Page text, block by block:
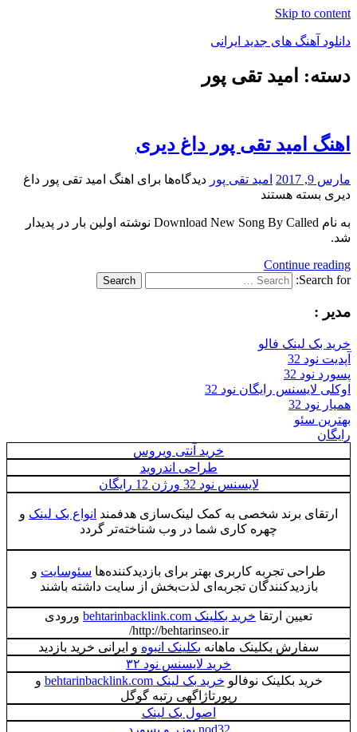
Skip to content
دانلود آهنگ های جدید ایرانی
دانلود
دسته: امید تقی پور
اهنگ امید تقی پور داغ دیری
مارس 9, 2017 امید تقی پور دیدگاه‌ها برای اهنگ امید تقی پور داغ
دیری بسته هستند
به نام Download New Song By Called نوشته اولین بار در پدیدار
شد.
Continue reading
Search for:
Search
مدیر :
خرید بک لینک فالو
آپدیت نود 32
پسورد نود 32
اوکلی لایسنس رایگان نود 32
همیار نود 32
بهترین سئو
رایگان
خرید آنتی ویروس
طراحی اندروید
لایسنس نود 32 ورژن 12 رایگان
ارتقای برند شخصی به کمک لینک‌سازی هدفمند انواع بک لینک و
چهره کاری شما در وب شناخته‌تر گردد
طراحی تجربه کاربری بهتر برای بازدیدکننده‌ها سئوسایت و
بازدیدکنندگان تجربه‌ای لذت‌بخش از سایت داشته باشند
تعیین ارتقا خرید بکلینک behtarinbacklink.com
ورودی
http://behtarinseo.ir/
سفارش بکلینک ماهانه بکلینک انبوه و ایرانی خرید بازدید
خرید لایسنس نود ۳۲
خرید بکلینک نوفالو خرید بک لینک behtarinbacklink.com
و
رپورتاژاگهی رتبه گوگل
اصول بک لینک
nod32 یوزر و پسورد